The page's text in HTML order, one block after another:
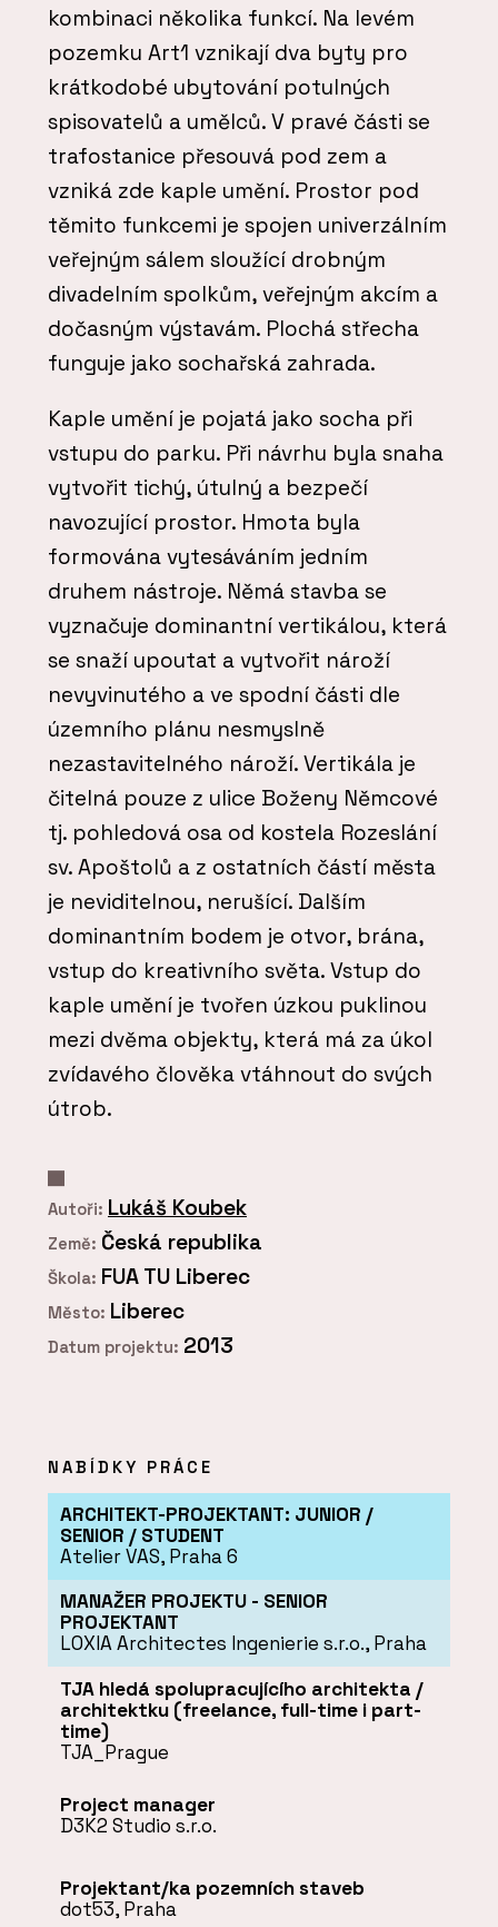
kombinaci několika funkcí. Na levém
pozemku Art1 vznikají dva byty pro
krátkodobé ubytování potulných
spisovatelů a umělců. V pravé části se
trafostanice přesouvá pod zem a
vzniká zde kaple umění. Prostor pod
těmito funkcemi je spojen univerzálním
veřejným sálem sloužící drobným
divadelním spolkům, veřejným akcím a
dočasným výstavám. Plochá střecha
funguje jako sochařská zahrada.
Kaple umění je pojatá jako socha při
vstupu do parku. Při návrhu byla snaha
vytvořit tichý, útulný a bezpečí
navozující prostor. Hmota byla
formována vytesáváním jedním
druhem nástroje. Němá stavba se
vyznačuje dominantní vertikálou, která
se snaží upoutat a vytvořit nároží
nevyvinutého a ve spodní části dle
územního plánu nesmyslně
nezastavitelného nároží. Vertikála je
čitelná pouze z ulice Boženy Němcové
tj. pohledová osa od kostela Rozeslání
sv. Apoštolů a z ostatních částí města
je neviditelnou, nerušící. Dalším
dominantním bodem je otvor, brána,
vstup do kreativního světa. Vstup do
kaple umění je tvořen úzkou puklinou
mezi dvěma objekty, která má za úkol
zvídavého člověka vtáhnout do svých
útrob.
Autoři: Lukáš Koubek
Země: Česká republika
Škola: FUA TU Liberec
Město: Liberec
Datum projektu: 2013
NABÍDKY PRÁCE
ARCHITEKT-PROJEKTANT: JUNIOR /
SENIOR / STUDENT
Atelier VAS, Praha 6
MANAŽER PROJEKTU - SENIOR
PROJEKTANT
LOXIA Architectes Ingenierie s.r.o., Praha
TJA hledá spolupracujícího architekta /
architektku (freelance, full-time i part-
time)
TJA_Prague
Project manager
D3K2 Studio s.r.o.
Projektant/ka pozemních staveb
dot53, Praha